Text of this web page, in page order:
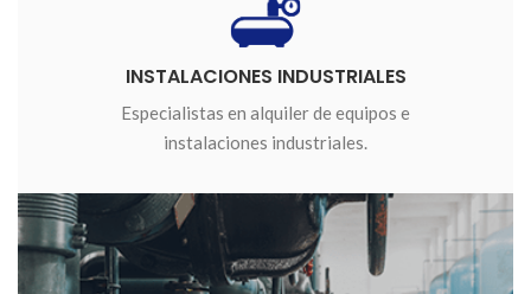
INSTALACIONES INDUSTRIALES
Especialistas en alquiler de equipos e
instalaciones industriales.